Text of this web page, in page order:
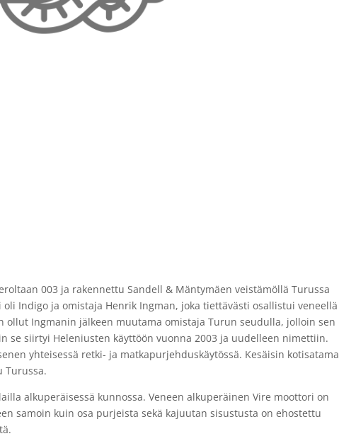
003 ja rakennettu Sandell & Mäntymäen veistämöllä Turussa
Indigo ja omistaja Henrik Ingman, joka tiettävästi osallistui veneellä
ollut Ingmanin jälkeen muutama omistaja Turun seudulla, jolloin sen
se siirtyi Heleniusten käyttöön vuonna 2003 ja uudelleen nimettiin.
yhteisessä retki- ja matkapurjehduskäytössä. Kesäisin kotisatama
Turussa.
alkuperäisessä kunnossa. Veneen alkuperäinen Vire moottori on
samoin kuin osa purjeista sekä kajuutan sisustusta on ehostettu